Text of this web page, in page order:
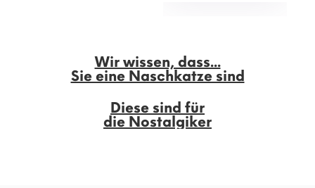
Wir wissen, dass...
Sie eine Naschkatze sind
Diese sind für
die Nostalgiker